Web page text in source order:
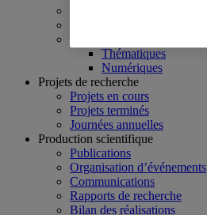
Thématiques
Numériques
Projets de recherche
Projets en cours
Projets terminés
Journées annuelles
Production scientifique
Publications
Organisation d’événements
Communications
Rapports de recherche
Bilan des réalisations